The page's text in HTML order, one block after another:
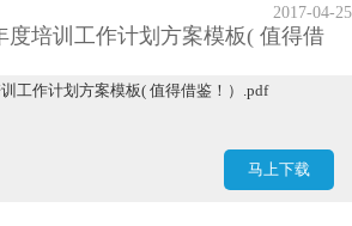
2017-04-25
度培训工作计划方案模板( 值得借
工作计划方案模板( 值得借鉴！）.pdf
马上下载